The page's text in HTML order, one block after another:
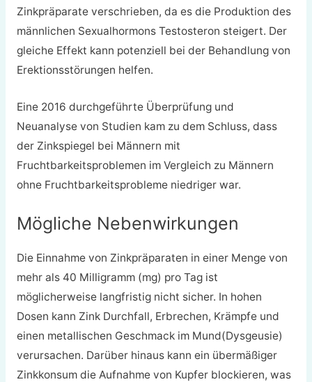
Zinkpräparate verschrieben, da es die Produktion des
männlichen Sexualhormons Testosteron steigert. Der
gleiche Effekt kann potenziell bei der Behandlung von
Erektionsstörungen helfen.
Eine 2016 durchgeführte Überprüfung und
Neuanalyse von Studien kam zu dem Schluss, dass
der Zinkspiegel bei Männern mit
Fruchtbarkeitsproblemen im Vergleich zu Männern
ohne Fruchtbarkeitsprobleme niedriger war.
Mögliche Nebenwirkungen
Die Einnahme von Zinkpräparaten in einer Menge von
mehr als 40 Milligramm (mg) pro Tag ist
möglicherweise langfristig nicht sicher. In hohen
Dosen kann Zink Durchfall, Erbrechen, Krämpfe und
einen metallischen Geschmack im Mund(Dysgeusie)
verursachen. Darüber hinaus kann ein übermäßiger
Zinkkonsum die Aufnahme von Kupfer blockieren, was